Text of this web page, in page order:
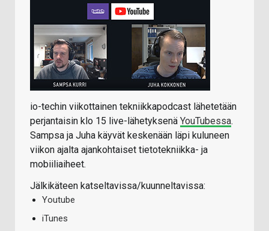
io-techin viikottainen tekniikkapodcast lähetetään
perjantaisin klo 15 live-lähetyksenä YouTubessa.
Sampsa ja Juha käyvät keskenään läpi kuluneen
viikon ajalta ajankohtaiset tietotekniikka- ja
mobiiliaiheet.
Jälkikäteen katseltavissa/kuunneltavissa:
Youtube
iTunes